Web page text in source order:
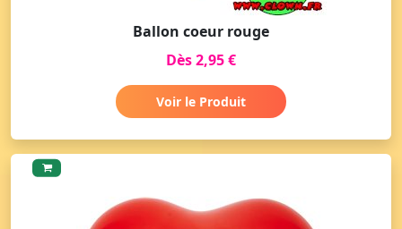
Ballon coeur rouge
Dès 2,95 €
Voir le Produit